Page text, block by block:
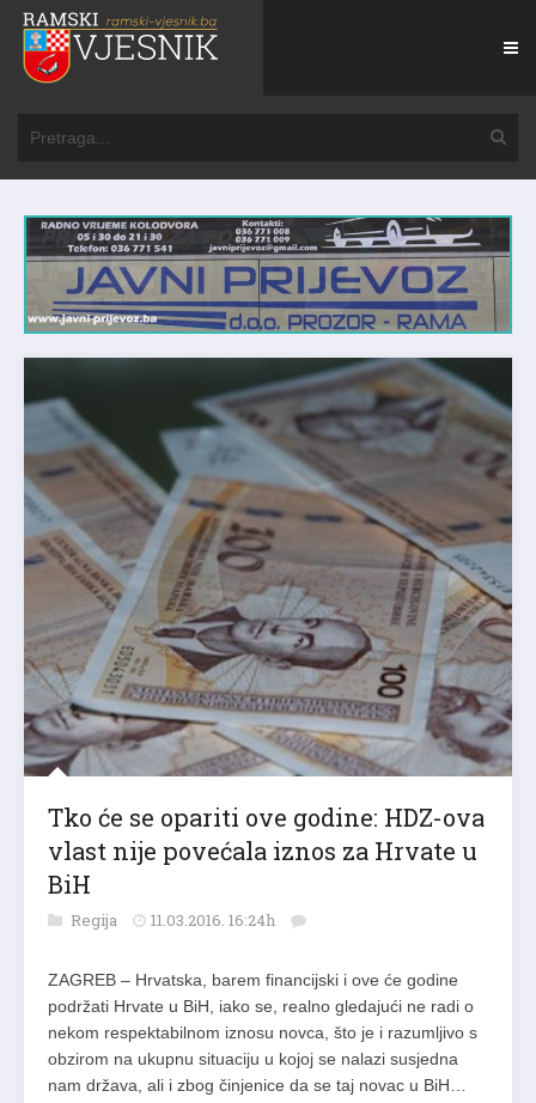
Tko će se opariti ove godine: HDZ-ova
vlast nije povećala iznos za Hrvate u
BiH
Regija 11.03.2016. 16:24h
ZAGREB – Hrvatska, barem financijski i ove će godine
podržati Hrvate u BiH, iako se, realno gledajući ne radi o
nekom respektabilnom iznosu novca, što je i razumljivo s
obzirom na ukupnu situaciju u kojoj se nalazi susjedna
nam država, ali i zbog činjenice da se taj novac u BiH…